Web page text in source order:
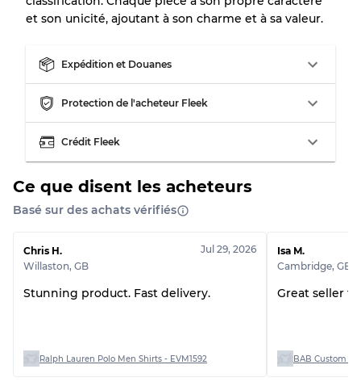
Qualité APresque neuf, usure légère
Qualité CUsure visible avec taches
Répartition pour ratios mixtes
Qualité ABC
30% A, 40% B, 30% C
et son unicité, ajoutant à son charme et à sa valeur.
Expédition et Douanes
Protection de l'acheteur Fleek
Crédit Fleek
Ce que disent les acheteurs
Basé sur des achats vérifiés
Chris H.
Willaston, GB
Jul 29, 2026
Stunning product. Fast delivery.
Ralph Lauren Polo Men Shirts - EVM1592
Isa M.
Cambridge, GB
Great seller
BAB Custom